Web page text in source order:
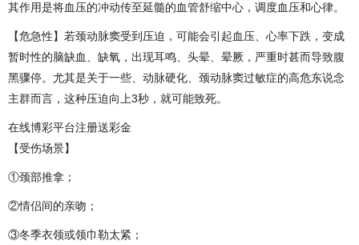
其作用是将血压的冲动传至延髓的血管舒缩中心，调度血压和心律。
【危急性】若颈动脉窦受到压迫，可能会引起血压、心率下跌，变成
暂时性的脑缺血、缺氧，出现耳鸣、头晕、晕厥，严重时甚而导致腹
黑骤停。尤其是关于一些、动脉硬化、颈动脉窦过敏症的高危东说念
主群而言，这种压迫向上3秒，就可能致死。
在线博彩平台注册送彩金
【受伤场景】
①颈部推拿；
②情侣间的亲吻；
③冬季衣领或领巾勒太紧；